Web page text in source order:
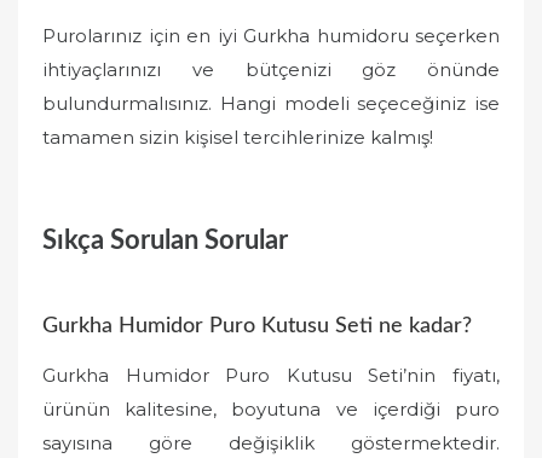
Purolarınız için en iyi Gurkha humidoru seçerken
ihtiyaçlarınızı ve bütçenizi göz önünde
bulundurmalısınız. Hangi modeli seçeceğiniz ise
tamamen sizin kişisel tercihlerinize kalmış!
Sıkça Sorulan Sorular
Gurkha Humidor Puro Kutusu Seti ne kadar?
Gurkha Humidor Puro Kutusu Seti’nin fiyatı,
ürünün kalitesine, boyutuna ve içerdiği puro
sayısına göre değişiklik göstermektedir.